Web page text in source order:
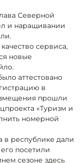
Северной
и наращивании
сервиса,
новые
аттестовано
в
прошли
«Туризм и
номерной
в республике дали
посетили
сезоне здесь